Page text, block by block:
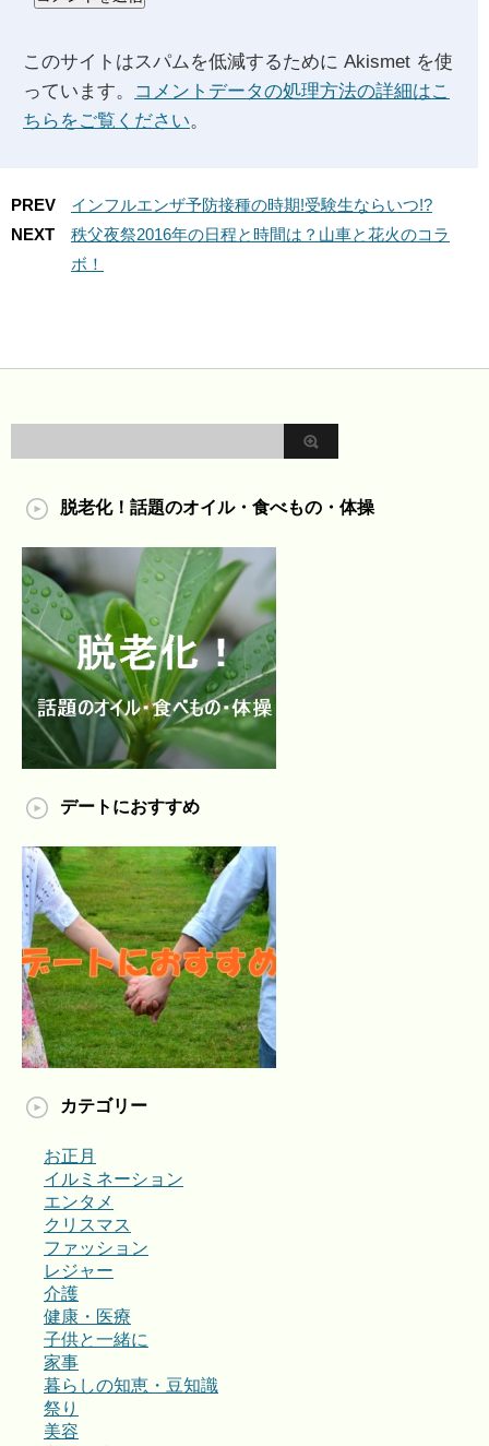
このサイトはスパムを低減するために Akismet を使
っています。
コメントデータの処理方法の詳細はこ
ちらをご覧ください。
PREV
インフルエンザ予防接種の時期!受験生ならいつ!?
NEXT
秩父夜祭2016年の日程と時間は？山車と花火のコラ
ボ！
脱老化！話題のオイル・食べもの・体操
デートにおすすめ
カテゴリー
お正月
イルミネーション
エンタメ
クリスマス
ファッション
レジャー
介護
健康・医療
子供と一緒に
家事
暮らしの知恵・豆知識
祭り
美容